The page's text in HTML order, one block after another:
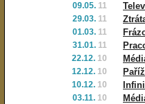
09.05. 11
29.03. 11
01.03. 11
31.01. 11
22.12. 10
12.12. 10
10.12. 10
03.11. 10